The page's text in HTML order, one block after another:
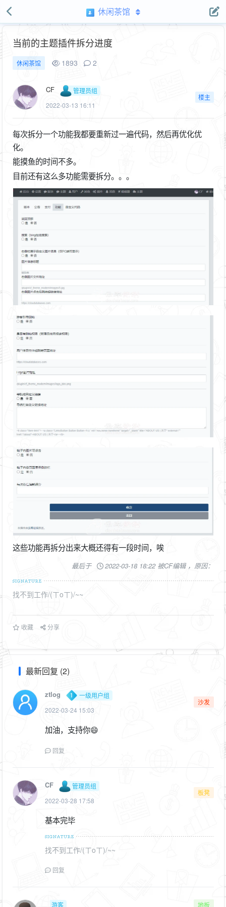
休闲茶馆
当前的主题插件拆分进度
休闲茶馆 1893 2
CF
管理员组
2022-03-13 16:11
楼主
每次拆分一个功能我都要重新过一遍代码，然后再优化优
化。
能摸鱼的时间不多。
目前还有这么多功能需要拆分。。。
这些功能再拆分出来大概还得有一段时间，唉
最后于 2022-03-18 18:22 被CF编辑 ，原因：
找不到工作/(ㄒoㄒ)/~~
收藏 分享
最新回复 (2)
ztlog
一级用户组
2022-03-24 15:03
沙发
加油，支持你😄
回复
CF
管理员组
2022-03-28 17:58
板凳
基本完毕
找不到工作/(ㄒoㄒ)/~~
回复
游客 地板